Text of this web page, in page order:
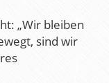
„Wir bleiben
sind wir